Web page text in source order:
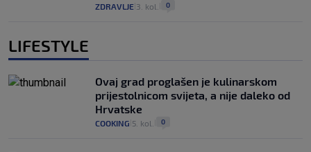
ZDRAVLJE 3. kol. 0
LIFESTYLE
Ovaj grad proglašen je kulinarskom
prijestolnicom svijeta, a nije daleko od
Hrvatske
COOKING 5. kol. 0